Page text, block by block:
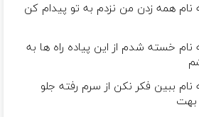
نام همه زدن من نزدم به تو پیدام کن
نام خسته شدم از این پیاده راه ها به
نام ببین فکر نکن از سرم رفته جلو
بهت